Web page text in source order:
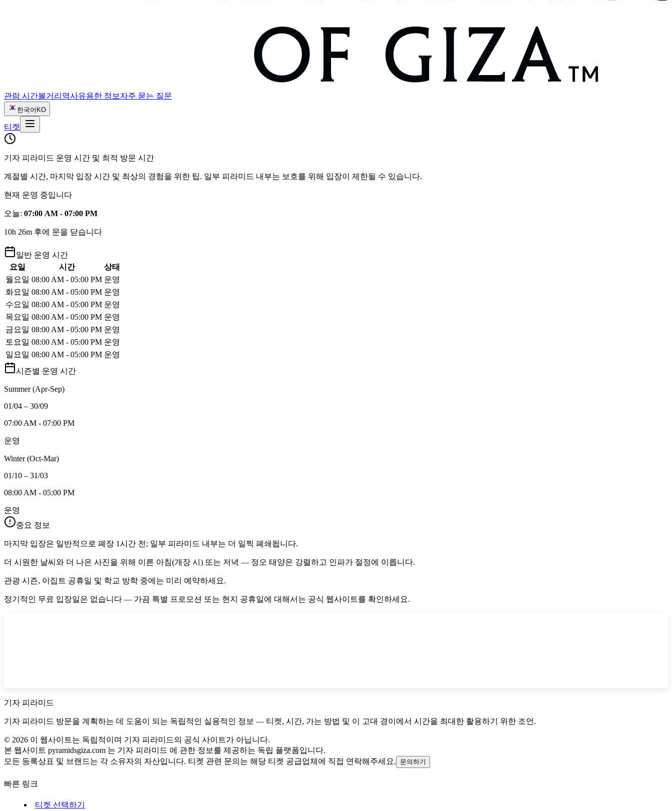
관람 시간볼거리 역사유용한 정보 자주 묻는 질문
한국어 KO
티켓
기자 피라미드 운영 시간 및 최적 방문 시간
계절별 시간, 마지막 입장 시간 및 최상의 경험을 위한 팁. 일부 피라미드 내부는 보호를 위해 입장이 제한될 수 있습니다.
현재 운영 중입니다
오늘: 07:00 AM - 07:00 PM
10h 26m 후에 문을 닫습니다
일반 운영 시간
요일
시간
상태
월요일 08:00 AM - 05:00 PM 운영
화요일 08:00 AM - 05:00 PM 운영
수요일 08:00 AM - 05:00 PM 운영
목요일 08:00 AM - 05:00 PM 운영
금요일 08:00 AM - 05:00 PM 운영
토요일 08:00 AM - 05:00 PM 운영
일요일 08:00 AM - 05:00 PM 운영
시즌별 운영 시간
Summer (Apr-Sep)
01/04 – 30/09
07:00 AM - 07:00 PM
운영
Winter (Oct-Mar)
01/10 – 31/03
08:00 AM - 05:00 PM
운영
중요 정보
마지막 입장은 일반적으로 폐장 1시간 전; 일부 피라미드 내부는 더 일찍 폐쇄됩니다.
더 시원한 날씨와 더 나은 사진을 위해 이른 아침(개장 시) 또는 저녁 — 정오 태양은 강렬하고 인파가 절정에 이릅니다.
관광 시즌, 이집트 공휴일 및 학교 방학 중에는 미리 예약하세요.
정기적인 무료 입장일은 없습니다 — 가끔 특별 프로모션 또는 현지 공휴일에 대해서는 공식 웹사이트를 확인하세요.
기자 피라미드
기자 피라미드 방문을 계획하는 데 도움이 되는 독립적인 실용적인 정보 — 티켓, 시간, 가는 방법 및 이 고대 경이에서 시간을 최대한 활용하기 위한 조언.
© 2026 이 웹사이트는 독립적이며 기자 피라미드의 공식 사이트가 아닙니다.
본 웹사이트 pyramidsgiza.com 는 기자 피라미드 에 관한 정보를 제공하는 독립 플랫폼입니다.
모든 등록상표 및 브랜드는 각 소유자의 자산입니다. 티켓 관련 문의는 해당 티켓 공급업체에 직접 연락해주세요.
문의하기
빠른 링크
티켓 선택하기